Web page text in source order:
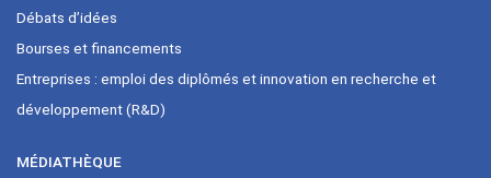
Débats d’idées
Bourses et financements
Entreprises : emploi des diplômés et innovation en recherche et
développement (R&D)
MÉDIATHÈQUE